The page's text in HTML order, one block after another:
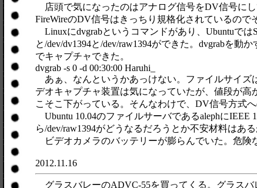
店頭で気になったのはアナログ信号をDV信号にし
FireWireのDV信号はきっちり規格化されているので
Linuxにdvgrabというコマンドがあり、Ubuntuで
と/dev/dv1394と/dev/raw1394ができた。dvgrabを動
でキャプチャできた。
dvgrab -s 0 -d 00:30:00 Haruhi_
あぁ、なんというかあっけない。ファイルサイズ
デオキャプチャ装置は気になっていたが、値段が
こそこ下がっている。そんなわけで、DV信号方式
Ubuntu 10.04のファイルサーバであるalephに
ら/dev/raw1394がどうなるだろうとか不安材料はあ
ビデオカメラのバッテリーが膨らんでいた。危険
2012.11.16
グラスバレーのADVC-55を買ってくる。グラスバ